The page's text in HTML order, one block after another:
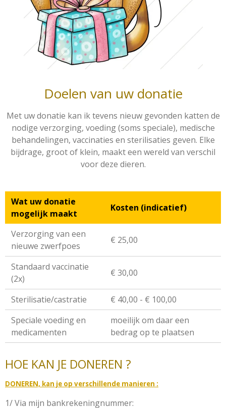
Doelen van uw donatie
Met uw donatie kan ik tevens nieuw gevonden katten de
nodige verzorging, voeding (soms speciale), medische
behandelingen, vaccinaties en sterilisaties geven. Elke
bijdrage, groot of klein, maakt een wereld van verschil
voor deze dieren.
Wat uw donatie
mogelijk maakt
Kosten (indicatief)
Verzorging van een
nieuwe zwerfpoes
€ 25,00
Standaard vaccinatie
(2x)
€ 30,00
Sterilisatie/castratie
€ 40,00 - € 100,00
Speciale voeding en
medicamenten
moeilijk om daar een
bedrag op te plaatsen
HOE KAN JE DONEREN ?
DONEREN, kan je op verschillende manieren :
1/ Via mijn bankrekeningnummer: